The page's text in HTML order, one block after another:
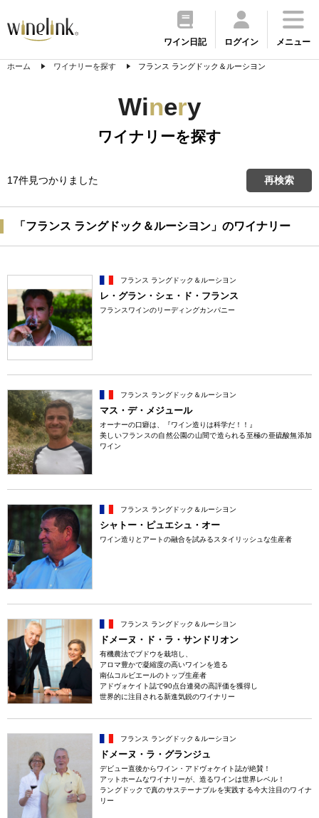
ワイン日記 ログイン メニュー
ホーム ワイナリーを探す フランス ラングドック＆ルーシヨン
Winery
ワイナリーを探す
17件見つかりました 再検索
「フランス ラングドック＆ルーシヨン」のワイナリー
フランス ラングドック＆ルーシヨン
レ・グラン・シェ・ド・フランス
フランスワインのリーディングカンパニー
フランス ラングドック＆ルーシヨン
マス・デ・メジュール
オーナーの口癖は、『ワイン造りは科学だ！！』
美しいフランスの自然公園の山間で造られる至極の亜硫酸無添加
ワイン
フランス ラングドック＆ルーシヨン
シャトー・ピュエシュ・オー
ワイン造りとアートの融合を試みるスタイリッシュな生産者
フランス ラングドック＆ルーシヨン
ドメーヌ・ド・ラ・サンドリオン
有機農法でブドウを栽培し、
アロマ豊かで凝縮度の高いワインを造る
南仏コルビエールのトップ生産者
アドヴォケイト誌で90点台連発の高評価を獲得し
世界的に注目される新進気鋭のワイナリー
フランス ラングドック＆ルーシヨン
ドメーヌ・ラ・グランジュ
デビュー直後からワイン・アドヴォケイト誌が絶賛！
アットホームなワイナリーが、造るワインは世界レベル！
ラングドックで真のサステーナブルを実践する今大注目のワイナ
リー